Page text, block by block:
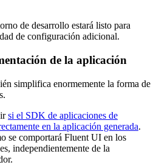
de desarrollo estará listo para
de configuración adicional.
de la aplicación
simplifica enormemente la forma de
si el SDK de aplicaciones de
en la aplicación generada.
se comportará Fluent UI en los
independientemente de la